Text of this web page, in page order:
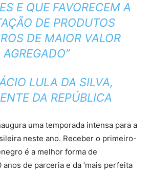
E QUE FAVORECEM A
DE PRODUTOS
DE MAIOR VALOR
AGREGADO”
LULA DA SILVA,
DA REPÚBLICA
uma temporada intensa para a
neste ano. Receber o primeiro-
é a melhor forma de
de parceria e da ‘mais perfeita